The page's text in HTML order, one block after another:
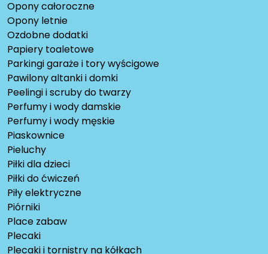
Opony całoroczne
Opony letnie
Ozdobne dodatki
Papiery toaletowe
Parkingi garaże i tory wyścigowe
Pawilony altanki i domki
Peelingi i scruby do twarzy
Perfumy i wody damskie
Perfumy i wody męskie
Piaskownice
Pieluchy
Piłki dla dzieci
Piłki do ćwiczeń
Piły elektryczne
Piórniki
Place zabaw
Plecaki
Plecaki i tornistry na kółkach